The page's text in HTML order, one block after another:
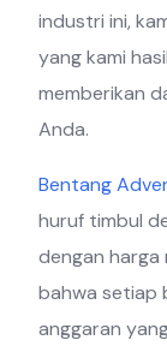
industri ini,
yang kami
memberikan
Anda.
Bentang
huruf timbul
dengan harga
bahwa setiap
anggaran